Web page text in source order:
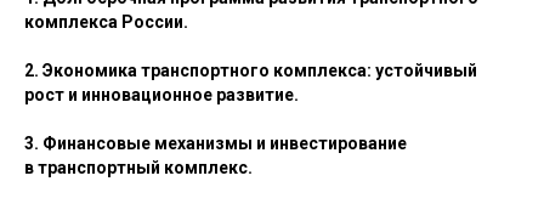
комплекса России.
2. Экономика транспортного комплекса: устойчивый
рост и инновационное развитие.
3. Финансовые механизмы и инвестирование
в транспортный комплекс.